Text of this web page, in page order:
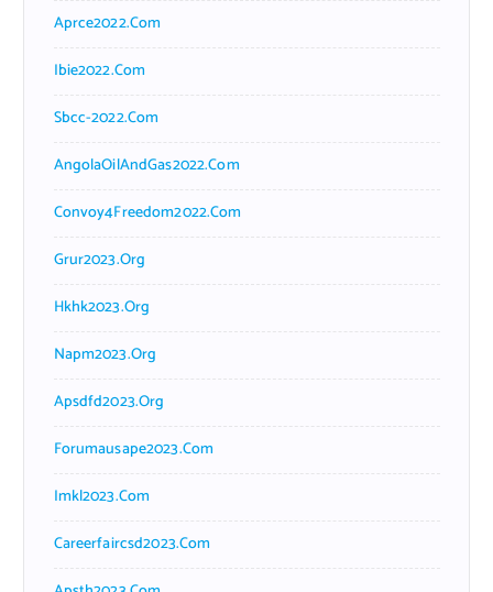
Aprce2022.com
Ibie2022.com
Sbcc-2022.com
AngolaOilAndGas2022.com
Convoy4Freedom2022.com
Grur2023.org
Hkhk2023.org
Napm2023.org
Apsdfd2023.org
Forumausape2023.com
Imkl2023.com
Careerfaircsd2023.com